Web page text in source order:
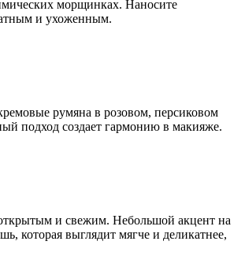
морщинках. Наносите
и ухоженным.
румяна в розовом, персиковом
подход создает гармонию в макияже.
открытым и свежим. Небольшой акцент на
которая выглядит мягче и деликатнее,